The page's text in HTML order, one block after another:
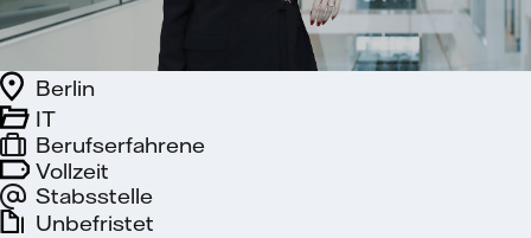
Vollzeit
Stabsstelle
IT
Berlin
Berufserfahrene
Unbefristet